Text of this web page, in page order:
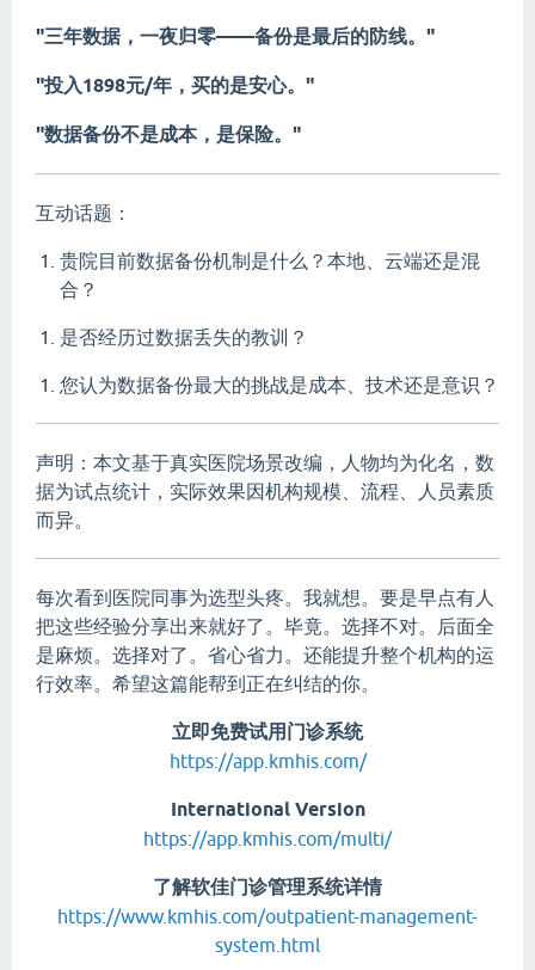
"三年数据，一夜归零——备份是最后的防线。"
"投入1898元/年，买的是安心。"
"数据备份不是成本，是保险。"
互动话题：
贵院目前数据备份机制是什么？本地、云端还是混
合？
是否经历过数据丢失的教训？
您认为数据备份最大的挑战是成本、技术还是意识？
声明：本文基于真实医院场景改编，人物均为化名，数
据为试点统计，实际效果因机构规模、流程、人员素质
而异。
每次看到医院同事为选型头疼。我就想。要是早点有人
把这些经验分享出来就好了。毕竟。选择不对。后面全
是麻烦。选择对了。省心省力。还能提升整个机构的运
行效率。希望这篇能帮到正在纠结的你。
立即免费试用门诊系统
https://app.kmhis.com/
International Version
https://app.kmhis.com/multi/
了解软佳门诊管理系统详情
https://www.kmhis.com/outpatient-management-
system.html